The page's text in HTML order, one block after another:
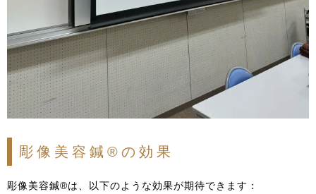
彫像美容鍼®の効果
彫像美容鍼®は、以下のような効果が期待できます：